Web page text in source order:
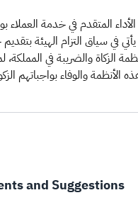
المتقدم في خدمة العملاء
يأتي في سياق التزام الهيئة
الزكاة والضريبة في
and Suggestions